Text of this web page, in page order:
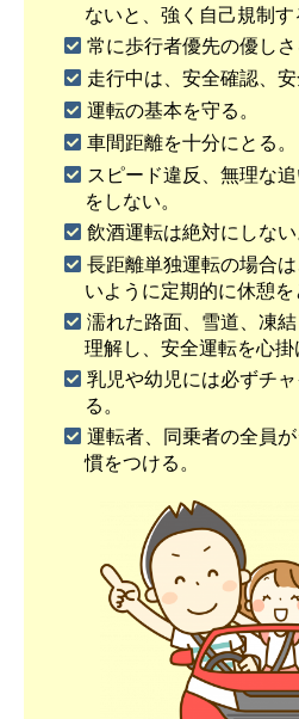
ないと、強く自己規制す
常に歩行者優先の優しさ
走行中は、安全確認、
運転の基本を守る。
車間距離を十分にとる。
スピード違反、無理な
をしない。
飲酒運転は絶対にしない
長距離単独運転の場合
いように定期的に休憩を
濡れた路面、雪道、凍
理解し、安全運転を心掛
乳児や幼児には必ずチ
る。
運転者、同乗者の全員
慣をつける。